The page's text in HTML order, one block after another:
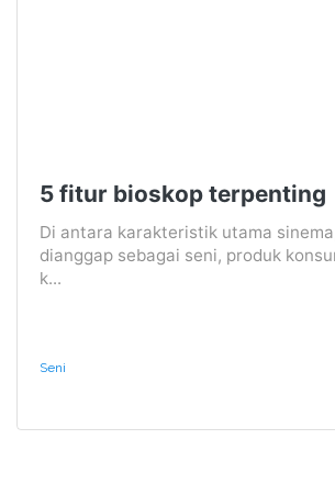
5 fitur bioskop terpenting
Di antara karakteristik utama
dianggap sebagai seni, produk
k...
Seni